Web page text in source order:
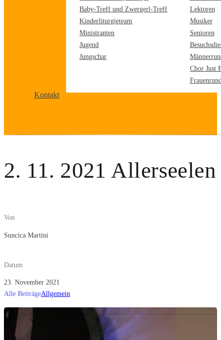
Baby-Treff und Zwergerl-Treff
Kinderliturgieteam
Ministranten
Jugend
Jungschar
Lektoren
Musiker
Senioren
Chor Just
Kontakt
2. 11. 2021 Allerseelen
Von
Suncica Martini
Datum
23. November 2021
Alle BeiträgeAllgemein